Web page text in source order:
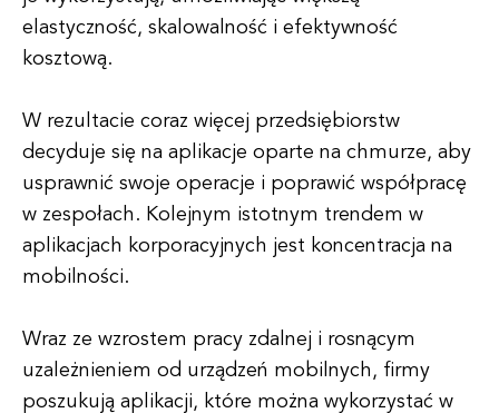
elastyczność, skalowalność i efektywność
kosztową.
W rezultacie coraz więcej przedsiębiorstw
decyduje się na aplikacje oparte na chmurze, aby
usprawnić swoje operacje i poprawić współpracę
w zespołach. Kolejnym istotnym trendem w
aplikacjach korporacyjnych jest koncentracja na
mobilności.
Wraz ze wzrostem pracy zdalnej i rosnącym
uzależnieniem od urządzeń mobilnych, firmy
poszukują aplikacji, które można wykorzystać w